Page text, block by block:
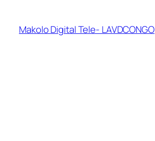
Makolo Digital Tele- LAVDCONGO